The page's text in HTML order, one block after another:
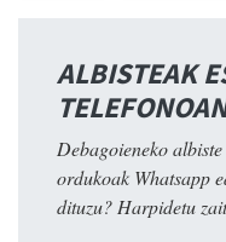
ALBISTEAK
Debagoieneko
ordukoak Whatsapp
dituzu? Harpidetu